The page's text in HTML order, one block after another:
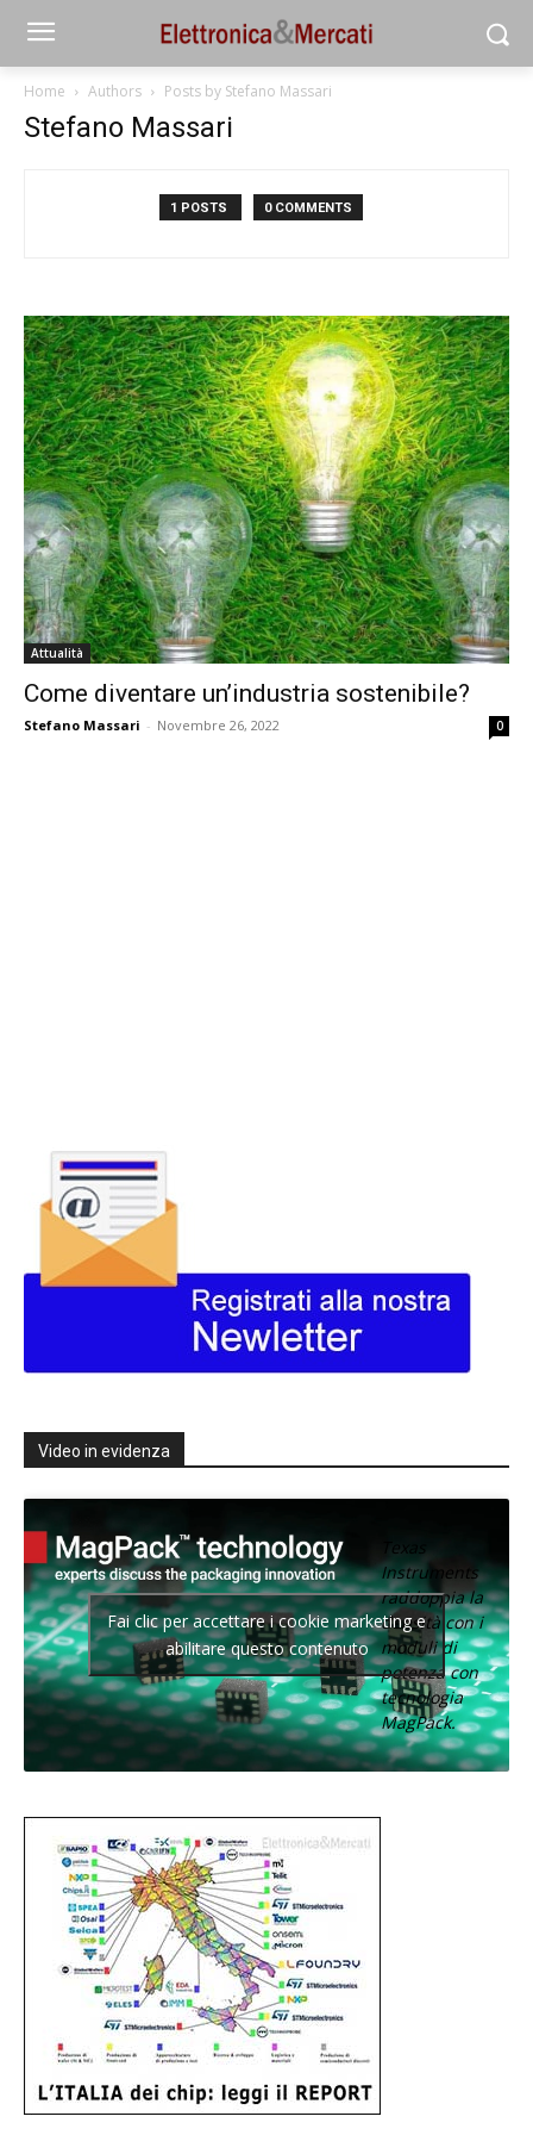
Home Authors Posts by Stefano Massari
Stefano Massari
1 POSTS 0 COMMENTS
Attualità
Come diventare un’industria sostenibile?
Stefano Massari - Novembre 26, 2022 0
Video in evidenza
Texas
Instruments
raddoppia la
densità con i
moduli di
potenza con
tecnologia
MagPack.
Fai clic per accettare i cookie marketing e
abilitare questo contenuto